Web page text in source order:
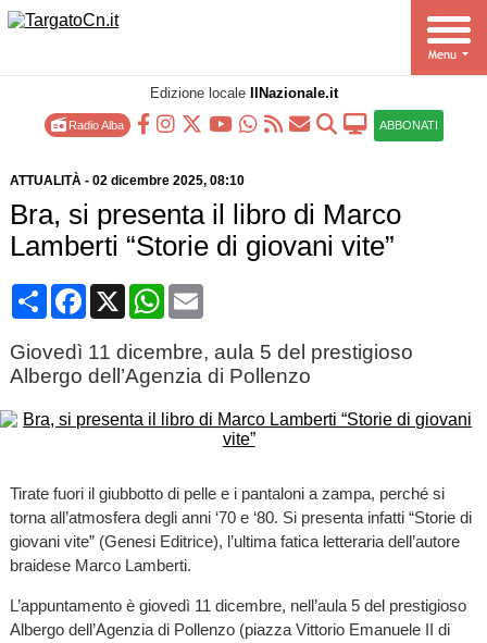
Edizione locale IlNazionale.it
Radio Alba ABBONATI
ATTUALITÀ- 02 dicembre 2025, 08:10
Bra, si presenta il libro di Marco
Lamberti “Storie di giovani vite”
CondividiFacebook
X WhatsApp
Email
Giovedì 11 dicembre, aula 5 del prestigioso
Albergo dell’Agenzia di Pollenzo
Tirate fuori il giubbotto di pelle e i pantaloni a zampa, perché si
torna all’atmosfera degli anni ‘70 e ‘80. Si presenta infatti “Storie di
giovani vite” (Genesi Editrice), l’ultima fatica letteraria dell’autore
braidese Marco Lamberti.
L’appuntamento è giovedì 11 dicembre, nell’aula 5 del prestigioso
Albergo dell’Agenzia di Pollenzo (piazza Vittorio Emanuele II di